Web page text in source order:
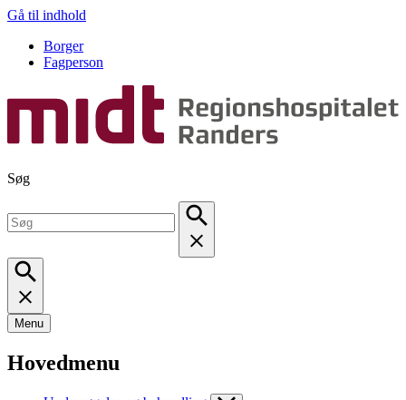
Gå til indhold
Borger
Fagperson
Søg
Menu
Hovedmenu